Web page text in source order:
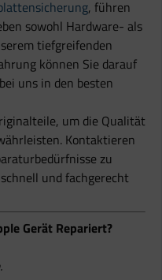
, führen
sowohl Hardware- als
tiefgreifenden
können Sie darauf
uns in den besten
um die Qualität
Kontaktieren
zu
und fachgerecht
Gerät Repariert?